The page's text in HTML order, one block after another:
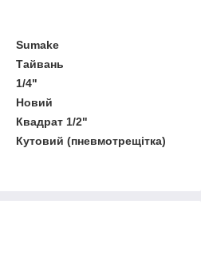
Sumake
Тайвань
1/4"
Новий
Квадрат 1/2"
Кутовий (пневмотрещітка)